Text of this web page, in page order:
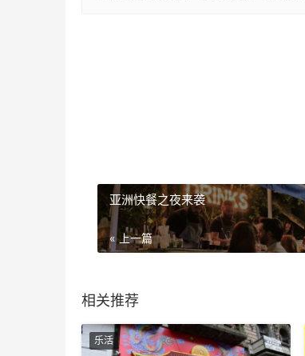
亚洲快餐之夜来袭
« 上一篇
相关推荐
乐活